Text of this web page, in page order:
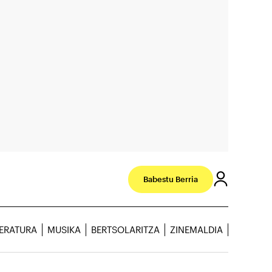
Babestu Berria
MUSIKA BERTSOLARITZA ZINEMALDIA